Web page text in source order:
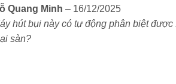
hạng
sao
Quang Minh – 16/12/2025
hút bụi này có tự động phân biệt
sàn?